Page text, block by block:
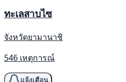
ทะเลสาบไซ
จังหวัดยามานาชิ
546 เหตุการณ์
แจ้งเตือน